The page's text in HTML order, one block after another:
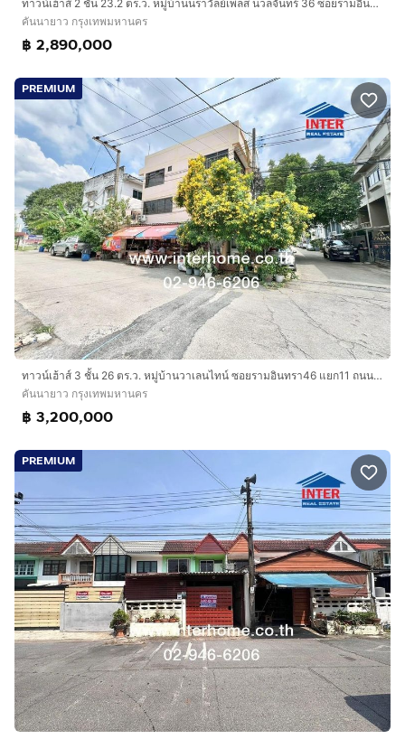
ทาวน์เฮ้าส์ 2 ชั้น 23.2 ตร.ว. หมู่บ้านนราวัลย์เพลส นวลจันทร์ 36 ซอยรามอินทรา46 ซอยนวลจันทร์36 ถนนรามอินทรา ถนนนวลจันทร์ เขตคันนายาว กรุงเทพ
คันนายาว กรุงเทพมหานคร
฿ 2,890,000
PREMIUM
ทาวน์เฮ้าส์ 3 ชั้น 26 ตร.ว. หมู่บ้านวาเลนไทน์ ซอยรามอินทรา46 แยก11 ถนนรามอินทรา ถนนนวลจันทร์ เขตคันนายาว กรุงเทพมหานคร
คันนายาว กรุงเทพมหานคร
฿ 3,200,000
PREMIUM